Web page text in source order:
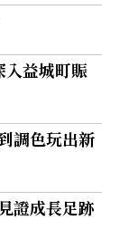
益城町賑
調色玩出新
證成長足跡